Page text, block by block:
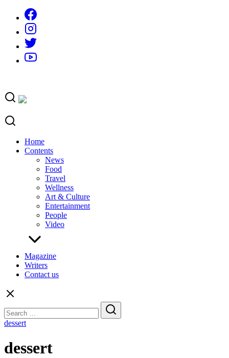
content
Home
Contents
News
Food
Travel
Wellness
Art & Culture
Entertainment
People
Video
Magazine
Writers
Contact us
for:
dessert
dessert